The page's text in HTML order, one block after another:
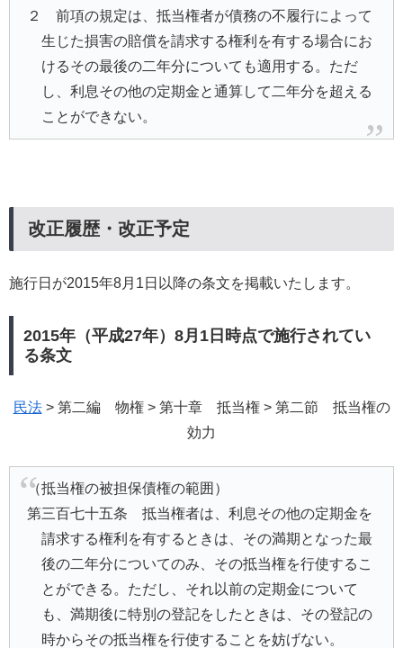
２ 前項の規定は、抵当権者が債務の不履行によって
生じた損害の賠償を請求する権利を有する場合にお
けるその最後の二年分についても適用する。ただ
し、利息その他の定期金と通算して二年分を超える
ことができない。
改正履歴・改正予定
施行日が2015年8月1日以降の条文を掲載いたします。
2015年（平成27年）8月1日時点で施行されてい
る条文
民法> 第二編 物権 > 第十章 抵当権 > 第二節 抵当権の
効力
（抵当権の被担保債権の範囲）
第三百七十五条 抵当権者は、利息その他の定期金を
請求する権利を有するときは、その満期となった最
後の二年分についてのみ、その抵当権を行使するこ
とができる。ただし、それ以前の定期金について
も、満期後に特別の登記をしたときは、その登記の
時からその抵当権を行使することを妨げない。